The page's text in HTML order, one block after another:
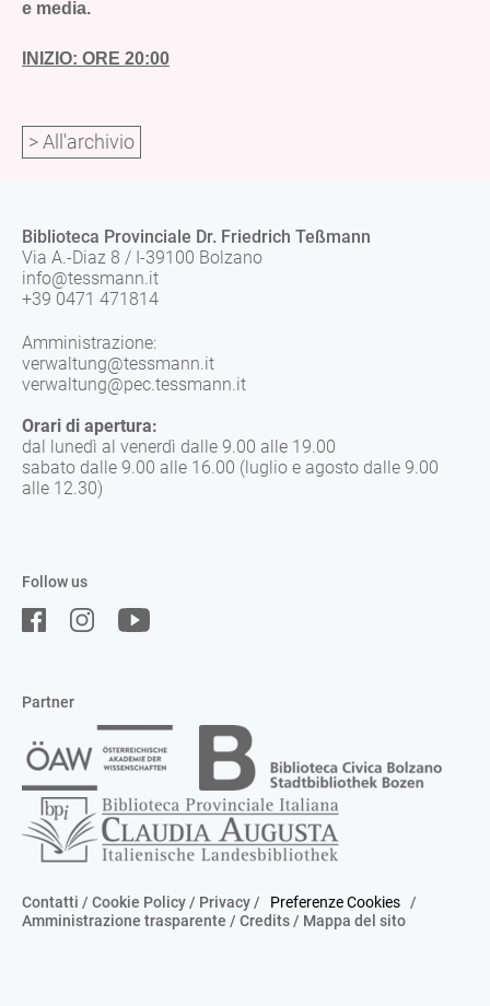
e media.
INIZIO: ORE 20:00
> All'archivio
Biblioteca Provinciale Dr. Friedrich Teßmann
Via A.-Diaz 8 / I-39100 Bolzano
info@tessmann.it
+39 0471 471814
Follow us
Amministrazione:
verwaltung@tessmann.it
verwaltung@pec.tessmann.it
Orari di apertura:
dal lunedì al venerdì dalle 9.00 alle 19.00
sabato dalle 9.00 alle 16.00 (luglio e agosto dalle 9.00
alle 12.30)
Partner
Contatti / Cookie Policy/ Privacy/ Preferenze Cookies /
Amministrazione trasparente / Credits/ Mappa del sito